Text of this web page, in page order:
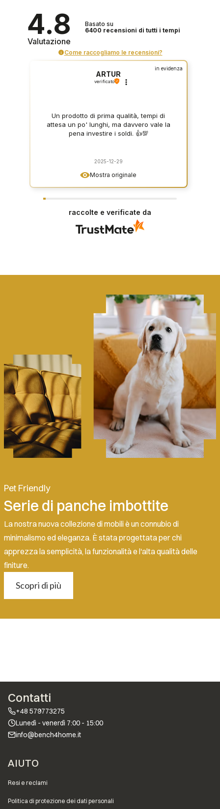
4.8
Valutazione
Basato su
6400 recensioni di tutti i tempi
Come raccogliamo le recensioni?
Mostra originale
in evidenza
ARTUR
verificato
Un prodotto di prima qualità, tempi di
attesa un po' lunghi, ma davvero vale la
pena investire i soldi. 👍️💯
2025-12-29
raccolte e verificate da
Pet Friendly
Serie di panche imbottite
La nostra nuova collezione di mobili è un connubio di
minimalismo ed eleganza. È stata progettata per chi
apprezza la semplicità, la funzionalità e l'alta qualità delle
finiture.
Scopri di più
Contatti
+48 579773275
Lunedì - venerdì 7:00 - 15:00
info@bench4home.it
Menu a piè di pagina
AIUTO
Resi e reclami
Politica di protezione dei dati personali